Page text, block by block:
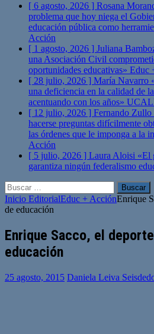
[ 6 agosto, 2026 ] Rosana
problema que hoy niega el
educación pública como
Acción
[ 1 agosto, 2026 ] Juliana
una Asociación Civil
oportunidades educativas» Educ
[ 28 julio, 2026 ] María Navarro
una deficiencia en la calidad de
acentuando con los años»
[ 12 julio, 2026 ] Fernando Zullo
hacerse preguntas difícilmente
las órdenes que le imponga a la
Acción
[ 5 julio, 2026 ] Laura Aloisi «El
garantiza ningún federalismo
Buscar:
Inicio EditorialEduc + AcciónEnrique
de educación
Enrique Sacco, el
educación
25 agosto, 2015 Daniela Leiva